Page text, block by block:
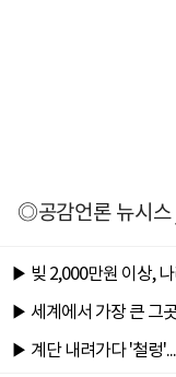
◎공감언론 뉴시스